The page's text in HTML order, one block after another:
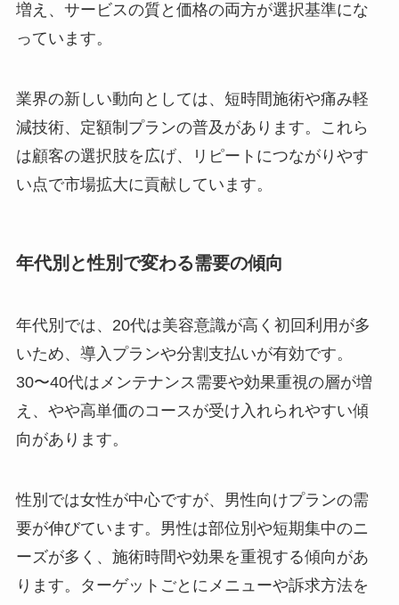
増え、サービスの質と価格の両方が選択基準にな
っています。
業界の新しい動向としては、短時間施術や痛み軽
減技術、定額制プランの普及があります。これら
は顧客の選択肢を広げ、リピートにつながりやす
い点で市場拡大に貢献しています。
年代別と性別で変わる需要の傾向
年代別では、20代は美容意識が高く初回利用が多
いため、導入プランや分割支払いが有効です。
30〜40代はメンテナンス需要や効果重視の層が増
え、やや高単価のコースが受け入れられやすい傾
向があります。
性別では女性が中心ですが、男性向けプランの需
要が伸びています。男性は部位別や短期集中のニ
ーズが多く、施術時間や効果を重視する傾向があ
ります。ターゲットごとにメニューや訴求方法を